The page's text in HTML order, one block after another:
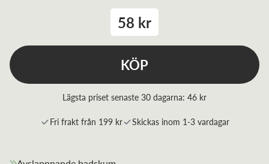
58 kr
KÖP
Lägsta priset senaste 30 dagarna: 46 kr
Fri frakt från 199 kr Skickas inom 1-3 vardagar